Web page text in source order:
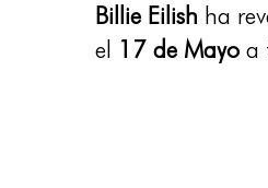
Billie Eilish ha
el 17 de Mayoa